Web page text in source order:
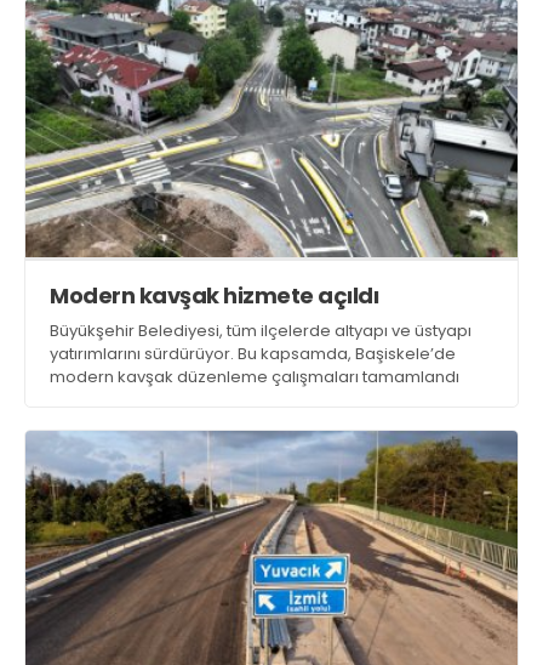
Modern kavşak hizmete açıldı
Büyükşehir Belediyesi, tüm ilçelerde altyapı ve üstyapı
yatırımlarını sürdürüyor. Bu kapsamda, Başiskele’de
modern kavşak düzenleme çalışmaları tamamlandı